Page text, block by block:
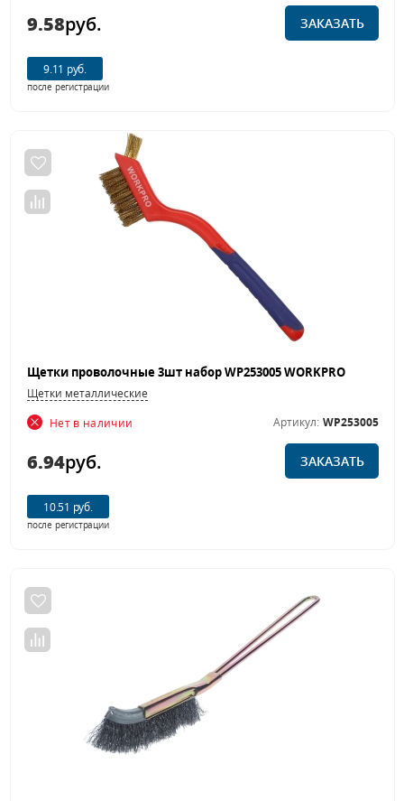
9.58руб. ЗАКАЗАТЬ
9.11 руб.
после регистрации
Щетки проволочные 3шт набор WP253005 WORKPRO
Щетки металлические
Нет в наличии
Артикул: WP253005
6.94руб. ЗАКАЗАТЬ
10.51 руб.
после регистрации